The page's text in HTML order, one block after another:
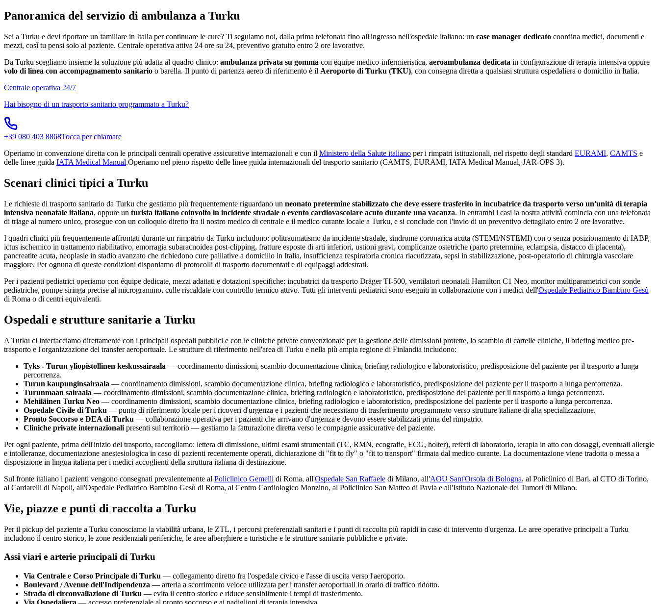
Panoramica del servizio di ambulanza a Turku
Sei a Turku e devi riportare un familiare in Italia per continuare le cure? Ti seguiamo noi, dalla prima telefonata fino all'ingresso nell'ospedale italiano: un case manager dedicato coordina medici, documenti e
mezzi, così tu pensi solo al paziente. Centrale operativa attiva 24 ore su 24, preventivo gratuito entro 2 ore lavorative.
Da Turku scegliamo insieme la soluzione più adatta al quadro clinico: ambulanza privata su gomma con équipe medico-infermieristica, aeroambulanza dedicata in configurazione di terapia intensiva oppure
volo di linea con accompagnamento sanitario o barella. Il punto di partenza aereo di riferimento è il Aeroporto di Turku (TKU), con consegna diretta a qualsiasi struttura ospedaliera o domicilio in Italia.
Centrale operativa 24/7
Hai bisogno di un trasporto sanitario programmato a Turku?
+39 080 403 8868Tocca per chiamare
Operiamo in convenzione diretta con le principali centrali operative assicurative internazionali e con il Ministero della Salute italiano per i rimpatri istituzionali, nel rispetto degli standard EURAMI, CAMTS e
delle linee guida IATA Medical Manual.Operiamo nel pieno rispetto delle linee guida internazionali del trasporto sanitario (CAMTS, EURAMI, IATA Medical Manual, JAR-OPS 3).
Scenari clinici tipici a Turku
Le richieste di trasporto sanitario da Turku che gestiamo più frequentemente riguardano un neonato pretermine stabilizzato che deve essere trasferito in incubatrice da trasporto verso un'unità di terapia
intensiva neonatale italiana, oppure un turista italiano coinvolto in incidente stradale o evento cardiovascolare acuto durante una vacanza. In entrambi i casi la nostra attività comincia con una telefonata
di triage al numero unico, prosegue con un colloquio diretto fra il nostro medico di centrale e il medico curante locale a Turku, e si conclude con l'invio di un preventivo dettagliato entro 2 ore lavorative.
I quadri clinici più frequentemente affrontati durante un rimpatrio da Turku includono: politraumatismo da incidente stradale, sindrome coronarica acuta (STEMI/NSTEMI) con o senza posizionamento di IABP,
ictus ischemico in trattamento riabilitativo, emorragia subaracnoidea post-clipping, fratture esposte di arti inferiori, ustioni gravi, complicanze ostetriche (parto pretermine, eclampsia, distacco di placenta),
pancreatite acuta, neoplasie in stadio avanzato che richiedono cure palliative a domicilio in Italia, insufficienza respiratoria cronica riacutizzata, sepsi in stabilizzazione, post-operatorio di chirurgia vascolare
maggiore. Per ognuna di queste condizioni disponiamo di protocolli di trasporto documentati e di equipaggi addestrati.
Per i pazienti pediatrici operiamo con équipe dedicate, mezzi adattati e dotazioni specifiche: incubatrici da trasporto Dräger TI-500, ventilatori neonatali Hamilton C1 Neo, monitor multiparametrici con sonde
pediatriche, pompe siringa precise al microgrammo, culle riscaldate con controllo termico attivo. Tutti gli interventi pediatrici sono eseguiti in collaborazione con i medici dell'Ospedale Pediatrico Bambino Gesù
di Roma o di centri equivalenti.
Ospedali e strutture sanitarie a Turku
A Turku ci interfacciamo direttamente con i principali ospedali pubblici e con le cliniche private convenzionate per la gestione delle dimissioni protette, lo scambio di cartelle cliniche, il briefing medico pre-
trasporto e l'organizzazione del transfer aeroportuale. Le strutture di riferimento nell'area di Turku e nella più ampia regione di Finlandia includono:
Tyks - Turun yliopistollinen keskussairaala — coordinamento dimissioni, scambio documentazione clinica, briefing radiologico e laboratoristico, predisposizione del paziente per il trasporto a lunga
percorrenza.
Turun kaupunginsairaala — coordinamento dimissioni, scambio documentazione clinica, briefing radiologico e laboratoristico, predisposizione del paziente per il trasporto a lunga percorrenza.
Turunmaan sairaala — coordinamento dimissioni, scambio documentazione clinica, briefing radiologico e laboratoristico, predisposizione del paziente per il trasporto a lunga percorrenza.
Mehiläinen Turku Neo — coordinamento dimissioni, scambio documentazione clinica, briefing radiologico e laboratoristico, predisposizione del paziente per il trasporto a lunga percorrenza.
Ospedale Civile di Turku — punto di riferimento locale per i ricoveri d'urgenza e i pazienti che necessitano di trasferimento programmato verso strutture italiane di alta specializzazione.
Pronto Soccorso e DEA di Turku — collaborazione operativa per i pazienti che arrivano d'urgenza e devono essere stabilizzati prima del rimpatrio.
Cliniche private internazionali presenti sul territorio — gestiamo la fatturazione diretta verso le compagnie assicurative del paziente.
Per ogni paziente, prima dell'inizio del trasporto, raccogliamo: lettera di dimissione, ultimi esami strumentali (TC, RMN, ecografie, ECG, holter), referti di laboratorio, terapia in atto con dosaggi, eventuali allergie
e intolleranze, documentazione anestesiologica in caso di pazienti recentemente operati, dichiarazione di "fit to fly" o "fit to transport" firmata dal medico curante. La documentazione viene tradotta o messa a
disposizione in lingua italiana per i medici accoglienti della struttura italiana di destinazione.
Sul fronte italiano i pazienti vengono consegnati prevalentemente al Policlinico Gemelli di Roma, all'Ospedale San Raffaele di Milano, all'AOU Sant'Orsola di Bologna, al Policlinico di Bari, al CTO di Torino,
al Cardarelli di Napoli, all'Ospedale Pediatrico Bambino Gesù di Roma, al Centro Cardiologico Monzino, al Policlinico San Matteo di Pavia e all'Istituto Nazionale dei Tumori di Milano.
Vie, piazze e punti di raccolta a Turku
Per il pickup del paziente a Turku conosciamo la viabilità urbana, le ZTL, i percorsi preferenziali sanitari e i punti di raccolta più rapidi in caso di intervento d'urgenza. Le aree operative principali a Turku
includono il centro storico, le zone residenziali periferiche, le aree alberghiere e turistiche e le strutture sanitarie pubbliche e private.
Assi viari e arterie principali di Turku
Via Centrale e Corso Principale di Turku — collegamento diretto fra l'ospedale civico e l'asse di uscita verso l'aeroporto.
Boulevard / Avenue dell'Indipendenza — arteria a scorrimento veloce utilizzata per i transfer aeroportuali in orario di traffico ridotto.
Strada di circonvallazione di Turku — evita il centro storico e riduce sensibilmente i tempi di trasferimento.